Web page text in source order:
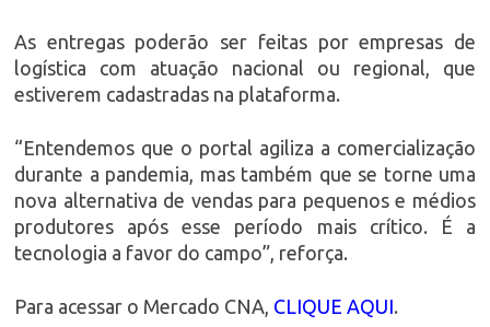
As entregas poderão ser feitas por empresas de
logística com atuação nacional ou regional, que
estiverem cadastradas na plataforma.
“Entendemos que o portal agiliza a comercialização
durante a pandemia, mas também que se torne uma
nova alternativa de vendas para pequenos e médios
produtores após esse período mais crítico. É a
tecnologia a favor do campo”, reforça.
Para acessar o Mercado CNA, CLIQUE AQUI.